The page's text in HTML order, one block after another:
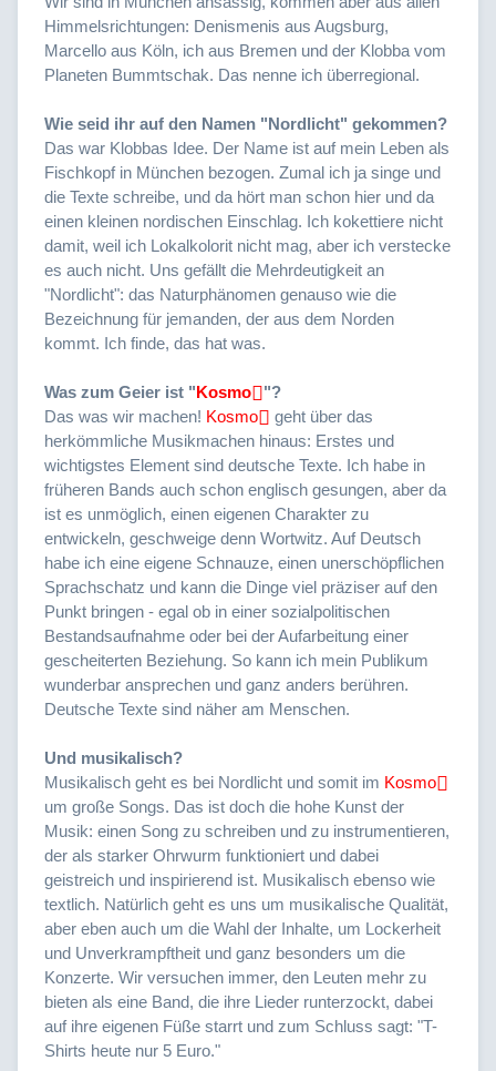
Himmelsrichtungen: Denismenis aus Augsburg,
Marcello aus Köln, ich aus Bremen und der Klobba vom
Planeten Bummtschak. Das nenne ich überregional.
Wie seid ihr auf den Namen "Nordlicht" gekommen?
Das war Klobbas Idee. Der Name ist auf mein Leben als
Fischkopf in München bezogen. Zumal ich ja singe und
die Texte schreibe, und da hört man schon hier und da
einen kleinen nordischen Einschlag. Ich kokettiere nicht
damit, weil ich Lokalkolorit nicht mag, aber ich verstecke
es auch nicht. Uns gefällt die Mehrdeutigkeit an
"Nordlicht": das Naturphänomen genauso wie die
Bezeichnung für jemanden, der aus dem Norden
kommt. Ich finde, das hat was.
Was zum Geier ist "Kosmo
"?
Das was wir machen! Kosmo
geht über das
herkömmliche Musikmachen hinaus: Erstes und
wichtigstes Element sind deutsche Texte. Ich habe in
früheren Bands auch schon englisch gesungen, aber da
ist es unmöglich, einen eigenen Charakter zu
entwickeln, geschweige denn Wortwitz. Auf Deutsch
habe ich eine eigene Schnauze, einen unerschöpflichen
Sprachschatz und kann die Dinge viel präziser auf den
Punkt bringen - egal ob in einer sozialpolitischen
Bestandsaufnahme oder bei der Aufarbeitung einer
gescheiterten Beziehung. So kann ich mein Publikum
wunderbar ansprechen und ganz anders berühren.
Deutsche Texte sind näher am Menschen.
Und musikalisch?
Musikalisch geht es bei Nordlicht und somit im Kosmo
um große Songs. Das ist doch die hohe Kunst der
Musik: einen Song zu schreiben und zu instrumentieren,
der als starker Ohrwurm funktioniert und dabei
geistreich und inspirierend ist. Musikalisch ebenso wie
textlich. Natürlich geht es uns um musikalische Qualität,
aber eben auch um die Wahl der Inhalte, um Lockerheit
und Unverkrampftheit und ganz besonders um die
Konzerte. Wir versuchen immer, den Leuten mehr zu
bieten als eine Band, die ihre Lieder runterzockt, dabei
auf ihre eigenen Füße starrt und zum Schluss sagt: "T-
Shirts heute nur 5 Euro."